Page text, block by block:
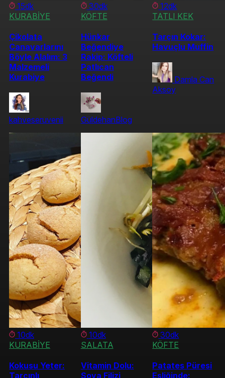
15dk
KURABİYE
Çikolata
Canavarlarını
Böyle Alalım: 3
Malzemeli
Kurabiye
kahveseruvenii
30dk
KÖFTE
Hünkar
Beğendiye
Rakip: Köfteli
Patlıcan
Beğendi
GüldehanBlog
12dk
TATLI KEK
Tarçın Kokar:
Havuçlu Muffin
Damla Can
Aksoy
10dk
KURABİYE
Kokusu Yeter:
Tarçınlı
10dk
SALATA
Vitamin Dolu:
Soya Filizi
30dk
KÖFTE
Patates Püresi
Eşliğinde: